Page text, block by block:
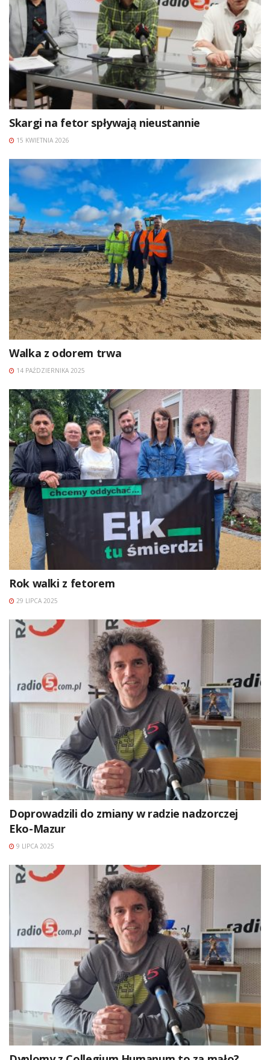
Skargi na fetor spływają nieustannie
15 KWIETNIA 2026
Walka z odorem trwa
14 PAŹDZIERNIKA 2025
Rok walki z fetorem
29 LIPCA 2025
Doprowadzili do zmiany w radzie nadzorczej
Eko-Mazur
9 LIPCA 2025